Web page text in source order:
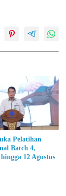
Pelatihan
Batch 4,
12 Agustus